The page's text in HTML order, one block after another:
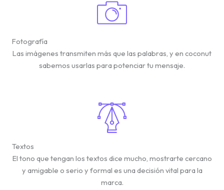
Fotografía
Las imágenes transmiten más que las palabras, y en coconut
sabemos usarlas para potenciar tu mensaje.
Textos
El tono que tengan los textos dice mucho, mostrarte cercano
y amigable o serio y formal es una decisión vital para la
marca.